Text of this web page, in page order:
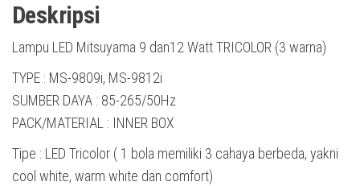
Deskripsi
Lampu LED Mitsuyama 9 dan12 Watt TRICOLOR (3 warna)
TYPE : MS-9809i, MS-9812i
SUMBER DAYA : 85-265/50Hz
PACK/MATERIAL : INNER BOX
Tipe : LED Tricolor ( 1 bola memiliki 3 cahaya berbeda, yakni
cool white, warm white dan comfort)